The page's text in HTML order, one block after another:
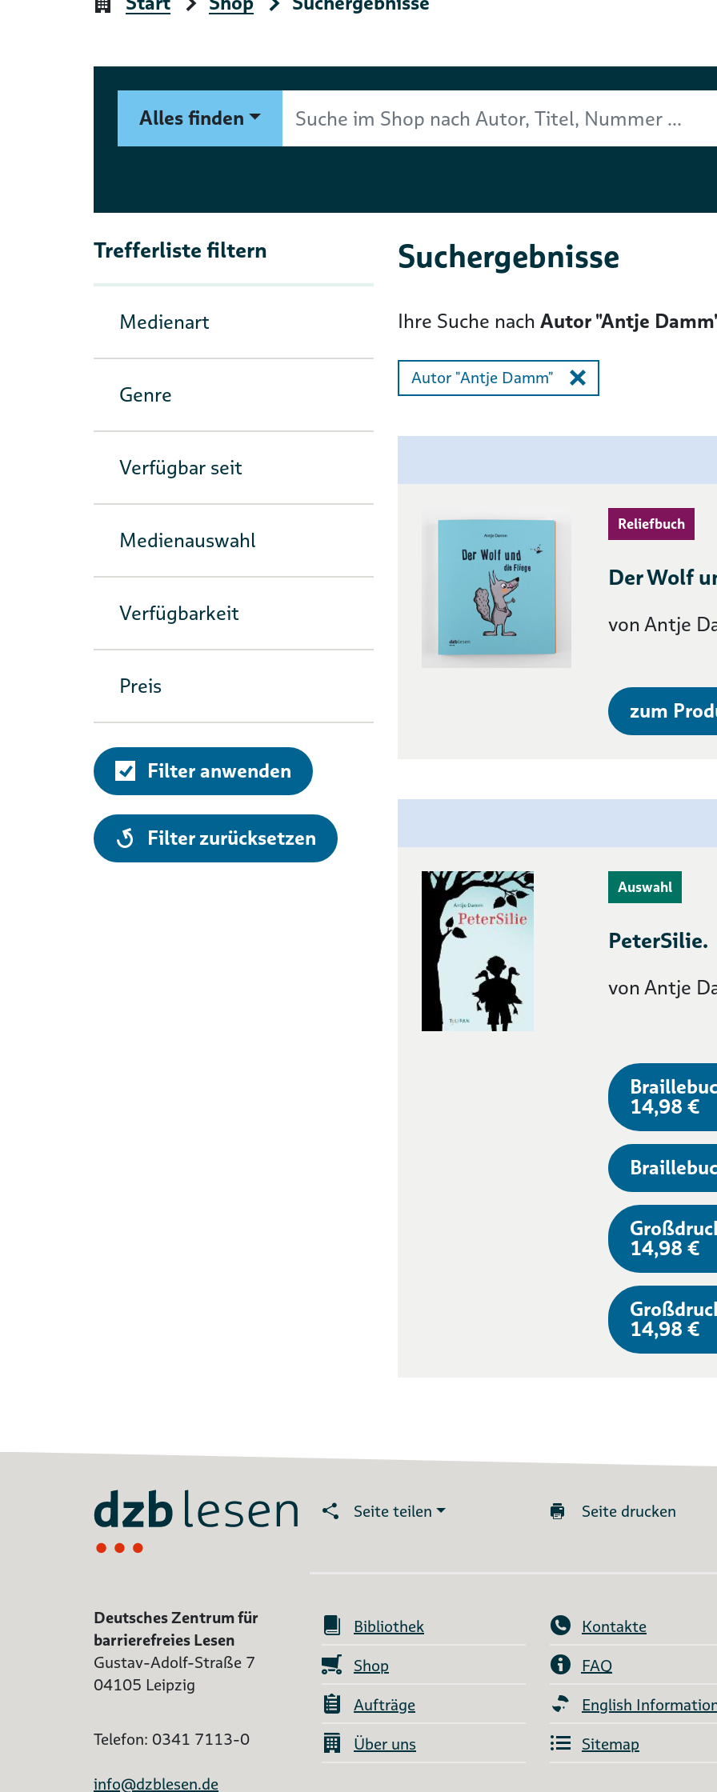
Suchformular
Alles finden
Suche im Shop nach Autor, Titel, Nummer ...
Trefferliste filtern
Medienart
Genre
Verfügbar seit
Medienauswahl
Verfügbarkeit
Preis
Filter anwenden
alle
Filter zurücksetzen
Suchergebnisse
Ihre Suche nach Autor "Antje
Autor "Antje Damm"
Reliefbuch
Der Wolf
von Antje
zum
Auswahl
PeterSilie.
von Antje
14,98 €
14,98 €
14,98 €
Seite teilen Seite drucken
Deutsches Zentrum für
barrierefreies Lesen
Gustav-Adolf-Straße 7
04105 Leipzig
Telefon: 0341 7113-0
info@dzblesen.de
Bibliothek
Kontakte
Shop
FAQ
Aufträge
English
Über uns
Sitemap